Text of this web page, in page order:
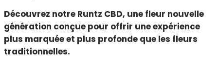
Découvrez notre Runtz CBD, une fleur nouvelle
génération conçue pour offrir une expérience
plus marquée et plus profonde que les fleurs
traditionnelles.